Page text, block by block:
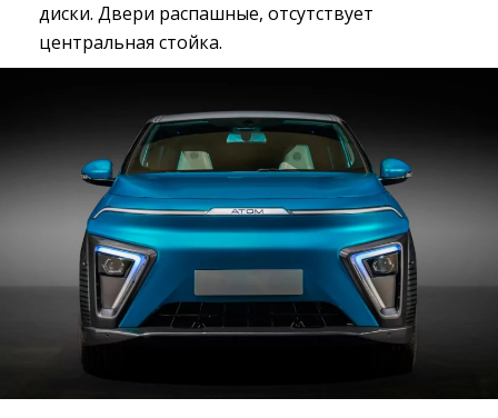
диски. Двери распашные, отсутствует
центральная стойка.